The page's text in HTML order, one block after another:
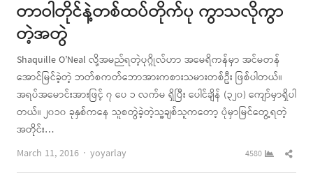
တာဝါတိုင်နဲ့တစ်ထပ်တိုက်ပု ကွာသလိုကွာ
တဲ့အတွဲ
Shaquille O’Neal လို့အမည်ရတဲ့ပုဂ္ဂိုလ်ဟာ အမေရိကန်မှာ အင်မတန်
အောင်မြင်ခဲ့တဲ့ ဘတ်စကတ်ဘောအားကစားသမားတစ်ဦး ဖြစ်ပါတယ်။
အရပ်အမောင်းအားဖြင့် ၇ ပေ ၁ လက်မ ရှိပြီး ပေါင်ချိန် (၃၂၀) ကျော်မှာရှိပါ
တယ်။ ၂၀၁၀ ခုနှစ်ကနေ သူစတွဲခဲ့တဲ့သူ့ချစ်သူကတော့ ပုံမှာမြင်တွေ့ရတဲ့
အတိုင်း…
March 11, 2016
Author
yoyarlay 4580